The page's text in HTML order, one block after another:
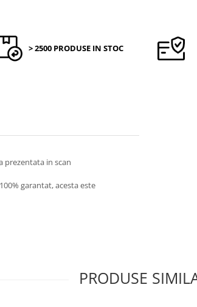
> 2500 PRODUSE IN STOC
prezentata in scan
garantat, acesta este
PRODUSE